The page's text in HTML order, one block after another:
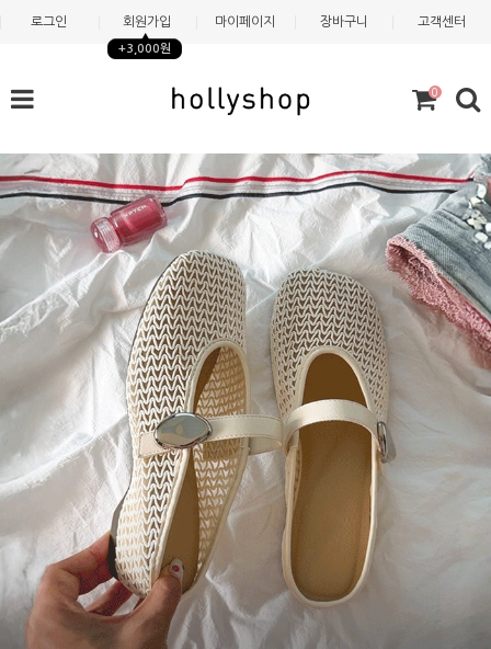
로그인 회원가입
+3,000원
마이페이지 장바구니 고객센터
0